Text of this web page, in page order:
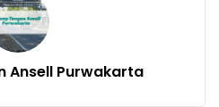
Ansell Purwakarta